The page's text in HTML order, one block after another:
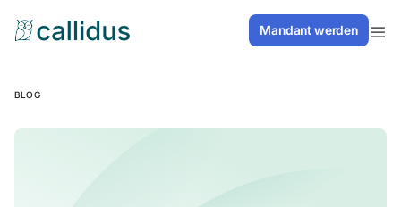
Mandant werden
Mandant werden
BLOG